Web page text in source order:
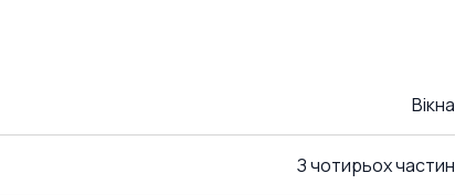
Вікна
З чотирьох частин